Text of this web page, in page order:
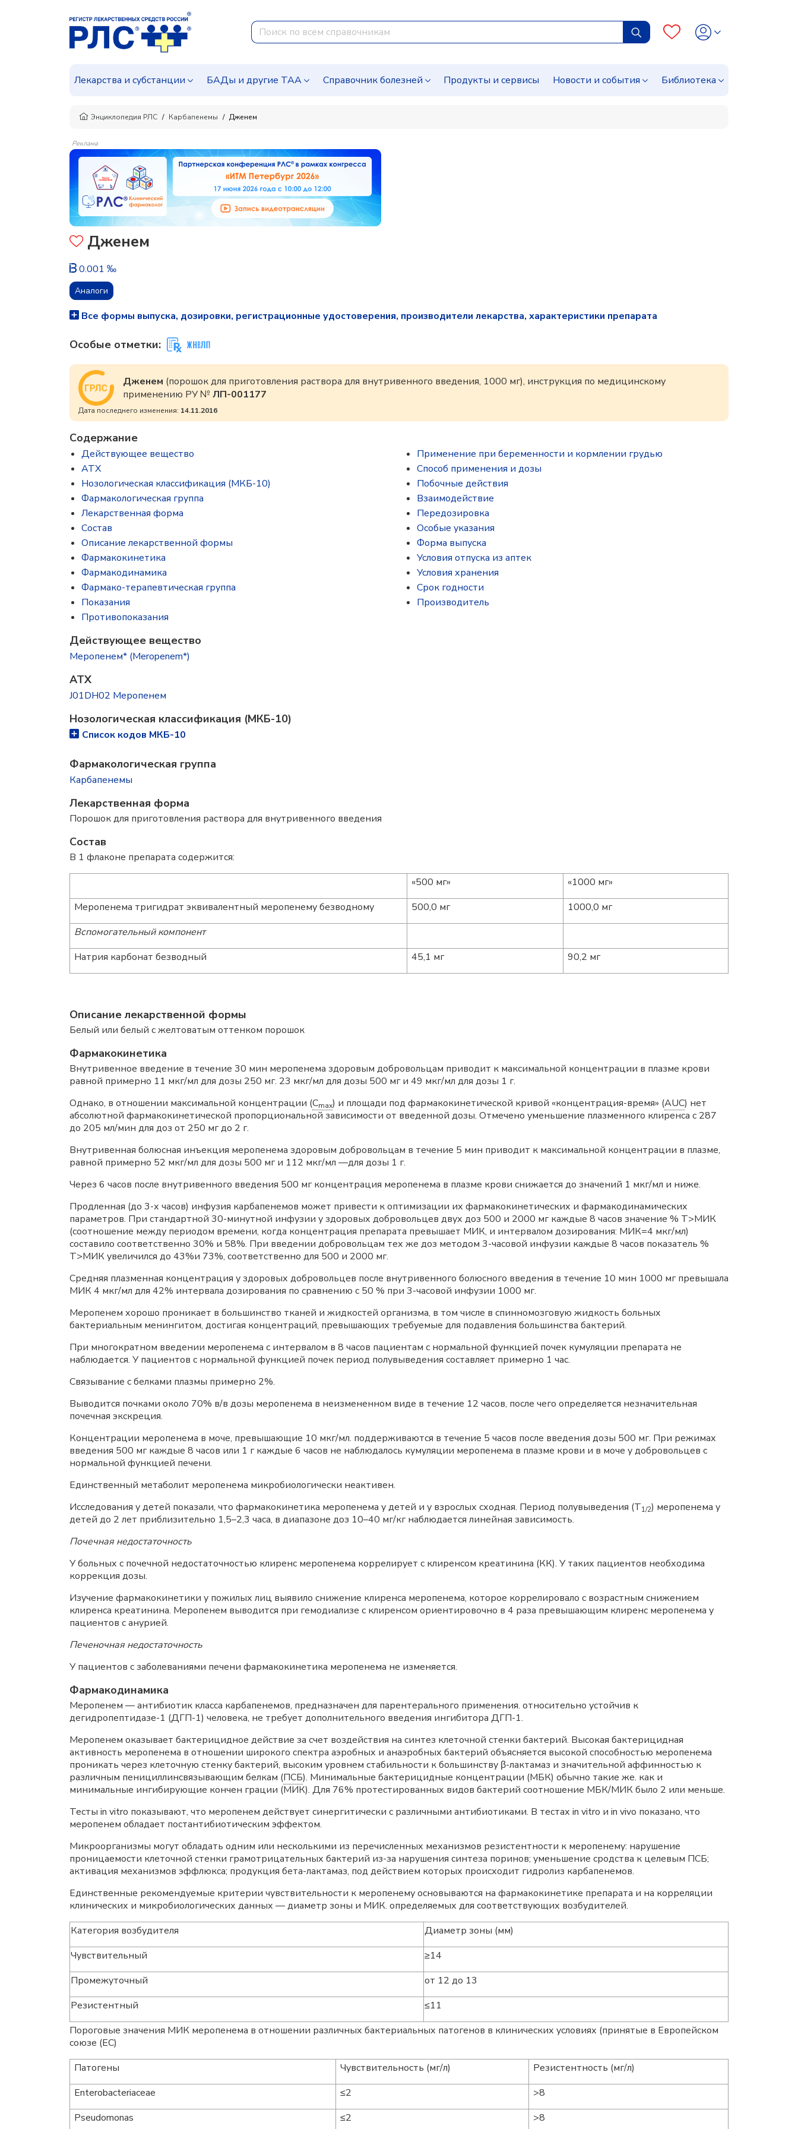
Лекарства и субстанции БАДы и другие ТАА Справочник болезней Продукты и сервисы Новости и события Библиотека
Энциклопедия РЛС Карбапенемы Дженем
Реклама
Дженем
0.001 ‰
Аналоги
Все формы выпуска, дозировки, регистрационные удостоверения, производители лекарства, характеристики препарата
Особые отметки:
Дженем (порошок для приготовления раствора для внутривенного введения, 1000 мг), инструкция по медицинскому
применению РУ № ЛП-001177
Дата последнего изменения: 14.11.2016
Содержание
Действующее вещество
ATX
Нозологическая классификация (МКБ-10)
Фармакологическая группа
Лекарственная форма
Состав
Описание лекарственной формы
Фармакокинетика
Фармакодинамика
Фармако-терапевтическая группа
Показания
Противопоказания
Применение при беременности и кормлении грудью
Способ применения и дозы
Побочные действия
Взаимодействие
Передозировка
Особые указания
Форма выпуска
Условия отпуска из аптек
Условия хранения
Срок годности
Производитель
Действующее вещество
Меропенем* (Meropenem*)
ATX
J01DH02 Меропенем
Нозологическая классификация (МКБ-10)
Список кодов МКБ-10
Фармакологическая группа
Карбапенемы
Лекарственная форма
Порошок для приготовления раствора для внутривенного введения
Состав
В 1 флаконе препарата содержится:
«500 мг»
«1000 мг»
Меропенема тригидрат эквивалентный меропенему безводному
500,0 мг
1000,0 мг
Вспомогательный компонент
Натрия карбонат безводный
45,1 мг 90,2 мг
Описание лекарственной формы
Белый или белый с желтоватым оттенком порошок
Фармакокинетика
Внутривенное введение в течение 30 мин меропенема здоровым добровольцам приводит к максимальной концентрации в плазме крови
равной примерно 11 мкг/мл для дозы 250 мг. 23 мкг/мл для дозы 500 мг и 49 мкг/мл для дозы 1 г.
Однако, в отношении максимальной концентрации (Cmax) и площади под фармакокинетической кривой «концентрация-время» (AUC) нет
абсолютной фармакокинетической пропорциональной зависимости от введенной дозы. Отмечено уменьшение плазменного клиренса с 287
до 205 мл/мин для доз от 250 мг до 2 г.
Внутривенная болюсная инъекция меропенема здоровым добровольцам в течение 5 мин приводит к максимальной концентрации в плазме,
равной примерно 52 мкг/мл для дозы 500 мг и 112 мкг/мл —для дозы 1 г.
Через 6 часов после внутривенного введения 500 мг концентрация меропенема в плазме крови снижается до значений 1 мкг/мл и ниже.
Продленная (до 3-х часов) инфузия карбапенемов может привести к оптимизации их фар­макокинетических и фармакодинамических
параметров. При стандартной 30-минутной инфузии у здоровых добровольцев двух доз 500 и 2000 мг каждые 8 часов значение % Т>МИК
(соотношение между периодом времени, когда концентрация препарата превышает МИК, и интервалом дозирования: МИК=4 мкг/мл)
составило соответственно 30% и 58%. При введении добровольцам тех же доз методом 3-часовой инфузии каждые 8 часов показатель %
Т>МИК увеличился до 43%и 73%, соответственно для 500 и 2000 мг.
Средняя плазменная концентрация у здоровых добровольцев после внутривенного бо­люсного введения в течение 10 мин 1000 мг превышала
МИК 4 мкг/мл для 42% интервала дозирования по сравнению с 50 % при 3-часовой инфузии 1000 мг.
Меропенем хорошо проникает в большинство тканей и жидкостей организма, в том числе в спинномозговую жидкость больных
бактериальным менингитом, достигая концентраций, превышающих требуемые для подавления большинства бактерий.
При многократном введении меропенема с интервалом в 8 часов пациентам с нормальной функцией почек кумуляции препарата не
наблюдается. У пациентов с нормальной функцией почек период полувыведения составляет примерно 1 час.
Связывание с белками плазмы примерно 2%.
Выводится почками около 70% в/в дозы меропенема в неизмененном виде в течение 12 часов, после чего определяется незначительная
почечная экскреция.
Концентрации меропенема в моче, превышающие 10 мкг/мл. поддерживаются в течение 5 часов после введения дозы 500 мг. При режимах
введения 500 мг каждые 8 часов или 1 г каждые 6 часов не наблюдалось кумуляции меропенема в плазме крови и в моче у добровольцев с
нормальной функцией печени.
Единственный метаболит меропенема микробиологически неактивен.
Исследования у детей показали, что фармакокинетика меропенема у детей и у взрослых сходная. Период полувыведения (Т1/2) меропенема у
детей до 2 лет приблизительно 1,5–2,3 часа, в диапазоне доз 10–40 мг/кг наблюдается линейная зависимость.
Почечная недостаточность
У больных с почечной недостаточностью клиренс меропенема коррелирует с клиренсом креатинина (КК). У таких пациентов необходима
коррекция дозы.
Изучение фармакокинетики у пожилых лиц выявило снижение клиренса меропенема, которое коррелировало с возрастным снижением
клиренса креатинина. Меропенем выводится при гемодиализе с клиренсом ориентировочно в 4 раза превышающим клиренс меропенема у
пациентов с анурией.
Печеночная недостаточность
У пациентов с заболеваниями печени фармакокинетика меропенема не изменяется.
Фармакодинамика
Меропенем — антибиотик класса карбапенемов, предназначен для парентерального применения. относительно устойчив к
дегидропептидазе-1 (ДГП-1) человека, не требует дополнительного введения ингибитора ДГП-1.
Меропенем оказывает бактерицидное действие за счет воздействия на синтез клеточной стенки бактерий. Высокая бактерицидная
активность меропенема в отношении широкого спектра аэробных и анаэробных бактерий объясняется высокой способностью меропенема
проникать через клеточную стенку бактерий, высоким уровнем стабильности к большинству β-лактамаз и значительной аффинностью к
различным пенициллинсвязывающим белкам (ПСБ). Минимальные бактерицидные концентрации (МБК) обычно такие же. как и
минимальные ингибирующие кончен грации (МИК). Для 76% протестированных видов бактерий соотношение МБК/МИК было 2 или меньше.
Тесты in vitro показывают, что меропенем действует синергитически с различными антибиотиками. В тестах in vitro и in vivo показано, что
меропенем обладает постантибиотическим эффектом.
Микроорганизмы могут обладать одним или несколькими из перечисленных механизмов резистентности к меропенему: нарушение
проницаемости клеточной стенки грамотрицательных бактерий из-за нарушения синтеза поринов; уменьшение сродства к целевым ПСБ;
активация механизмов эффлюкса; продукция бета-лактамаз, под действием которых происходит гидролиз карбапенемов.
Единственные рекомендуемые критерии чувствительности к меропенему основываются на фармакокинетике препарата и на корреляции
клинических и микробиологических данных — диаметр зоны и МИК. определяемых для соответствующих возбудителей.
Категория возбудителя
Диаметр зоны (мм)
Чувствительный
≥14
Промежуточный
от 12 до 13
Резистентный
≤11
Пороговые значения МИК меропенема в отношении различных бактериальных патогенов в клинических условиях (принятые в Европейском
союзе (ЕС)
Патогены
Чувствительность (мг/л)
Резистентность (мг/л)
Enterobacteriaceae
≤2
>8
Pseudomonas
≤2 >8